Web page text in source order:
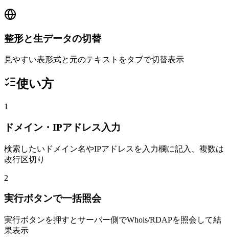
整形と生データの切替
見やすい表形式と元のテキストをタブで切替表示
使い方
1
ドメイン・IPアドレス入力
検索したいドメイン名やIPアドレスを入力欄に記入、複数は
改行区切り
2
実行ボタンで一括照会
実行ボタンを押すとサーバー側でWhois/RDAPを照会して結
果表示